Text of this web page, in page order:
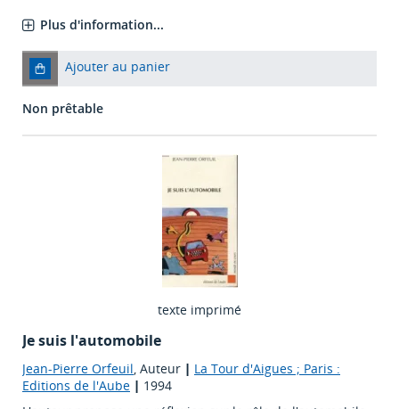
Plus d'information...
Ajouter au panier
Non prêtable
texte imprimé
Je suis l'automobile
Jean-Pierre Orfeuil, Auteur | La Tour d'Aigues ; Paris :
Editions de l'Aube | 1994